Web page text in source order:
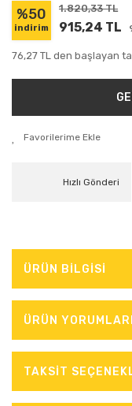
%50
indirim
1.820,33 TL
915,24 TL
76,27 TL den başlayan
Hızlı Gönderi
ÜRÜN BİLGİSİ
ÜRÜN YORUMLARI
TAKSİT